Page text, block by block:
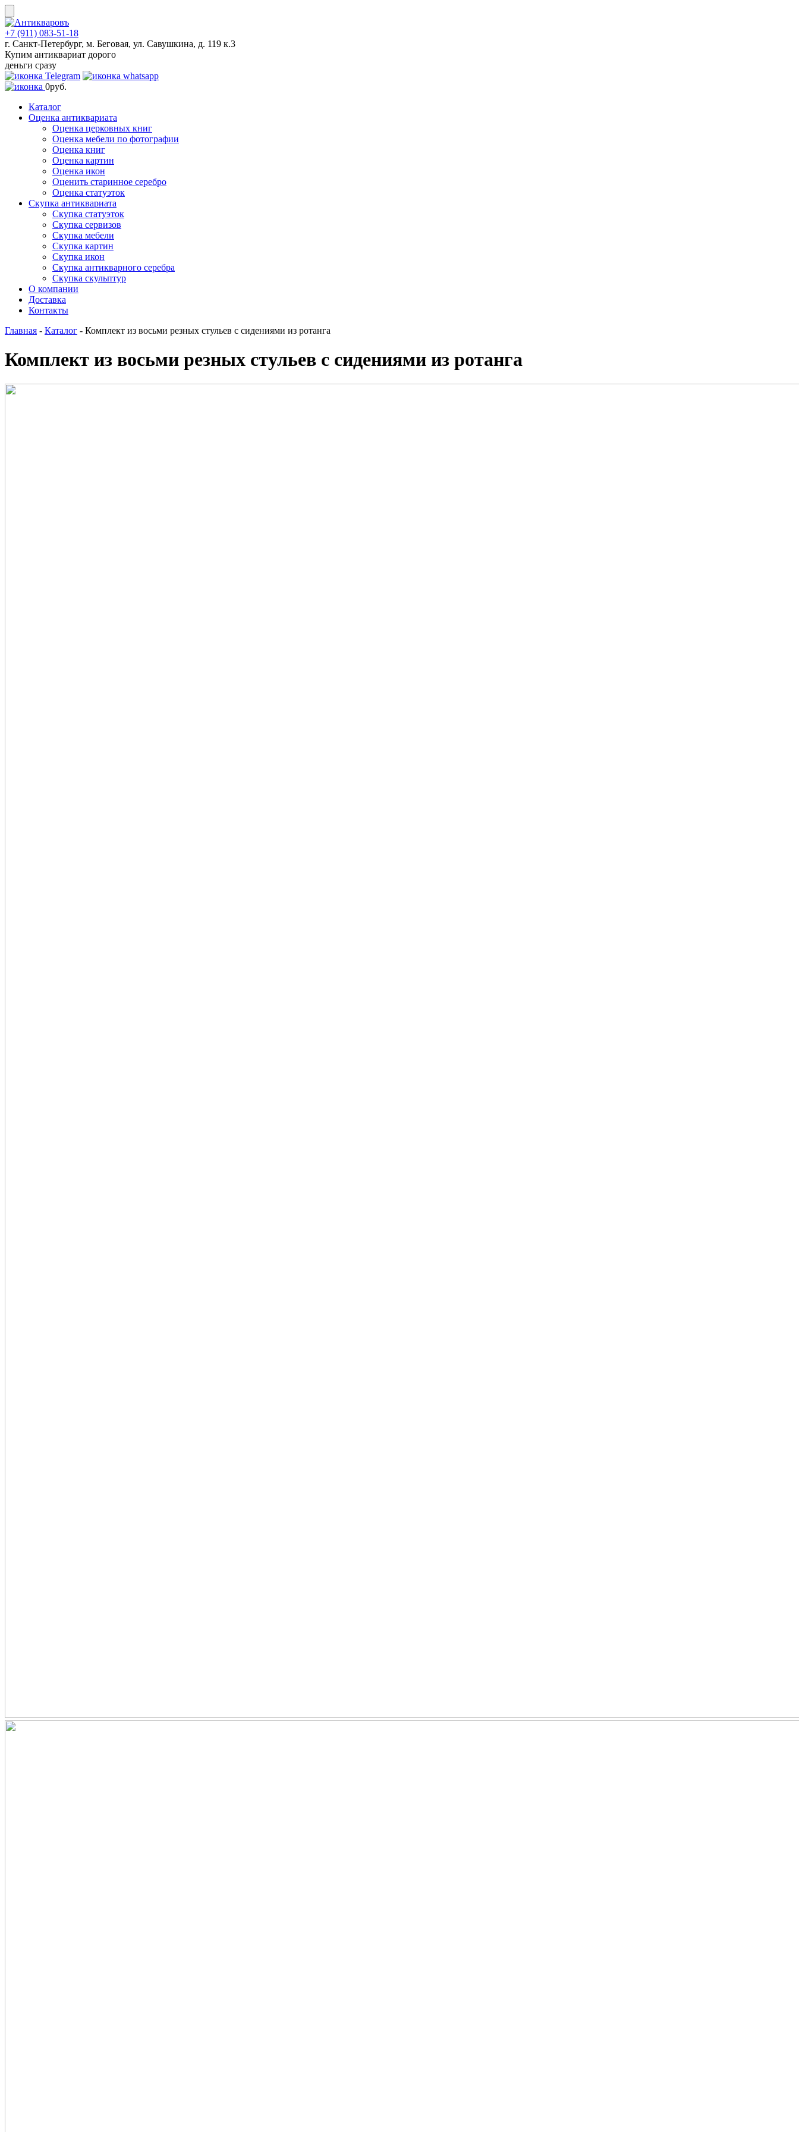
Skip
to
content
+7 (911) 083-51-18
г. Санкт-Петербург, м. Беговая, ул. Савушкина, д. 119 к.3
Купим антиквариат дорого
деньги сразу
0руб.
Каталог
Оценка антиквариата
Оценка церковных книг
Оценка мебели по фотографии
Оценка книг
Оценка картин
Оценка икон
Оценить старинное серебро
Оценка статуэток
Скупка антиквариата
Скупка статуэток
Скупка сервизов
Скупка мебели
Скупка картин
Скупка икон
Скупка антикварного серебра
Скупка скульптур
О компании
Доставка
Контакты
Главная - Каталог - Комплект из восьми резных стульев с сидениями из ротанга
Комплект из восьми резных стульев с сидениями из ротанга